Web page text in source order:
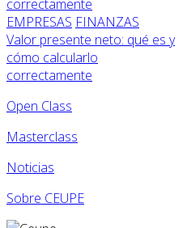
EMPRESAS FINANZAS
Valor presente neto: qué es y
cómo calcularlo
correctamente
Open Class
Masterclass
Noticias
Sobre CEUPE